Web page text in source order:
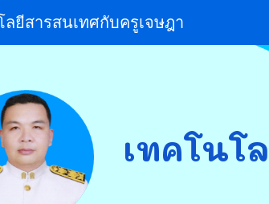
Skip
ลยีสารสนเทศกับครูเจษฎา
เทคโนโ